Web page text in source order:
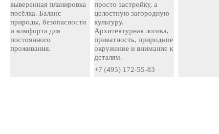
выверенная планировка
посёлка. Баланс
природы, безопасности
и комфорта для
постоянного
проживания.
просто застройку, а
целостную загородную
культуру.
Архитектурная логика,
приватность, природное
окружение и внимание к
деталям.
+7 (495) 172-55-83